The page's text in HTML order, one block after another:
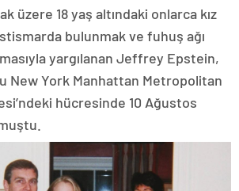
üzere 18 yaş altındaki onlarca kız
bulunmak ve fuhuş ağı
yargılanan Jeffrey Epstein,
New York Manhattan Metropolitan
hücresinde 10 Ağustos